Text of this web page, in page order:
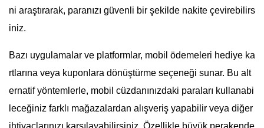
ni araştırarak, paranızı güvenli bir şekilde nakite çevirebilirs
iniz.
Bazı uygulamalar ve platformlar, mobil ödemeleri hediye ka
rtlarına veya kuponlara dönüştürme seçeneği sunar. Bu alt
ernatif yöntemlerle, mobil cüzdanınızdaki paraları kullanabi
leceğiniz farklı mağazalardan alışveriş yapabilir veya diğer